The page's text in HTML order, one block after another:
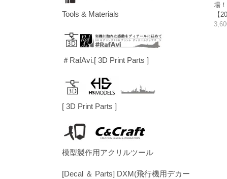
場！
【
Tools & Materials
＃RafAvi.[ 3D Print Parts ]
[ 3D Print Parts ]
模型製作用アクリルツール
[Decal ＆ Parts] DXM(飛行機用デカー